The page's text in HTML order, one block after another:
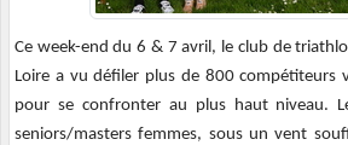
Ce week-end du 6 & 7 avril, le club de
Loire a vu défiler plus de 800 compétiteurs
pour se confronter au plus haut niveau.
seniors/masters femmes, sous un vent